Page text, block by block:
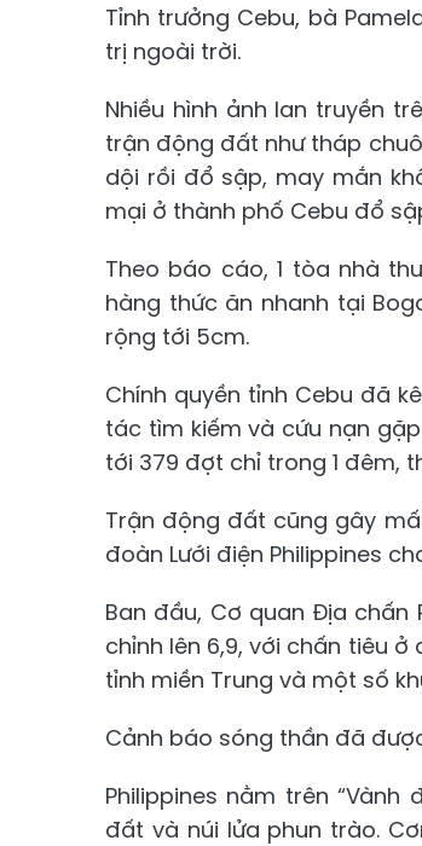
Tỉnh trưởng Cebu, bà
trị ngoài trời.
Nhiều hình ảnh lan truyền
trận động đất như tháp
dội rồi đổ sập, may mắn
mại ở thành phố Cebu đổ
Theo báo cáo, 1 tòa nhà
hàng thức ăn nhanh tại
rộng tới 5cm.
Chính quyền tỉnh Cebu đã
tác tìm kiếm và cứu nạn
tới 379 đợt chỉ trong 1 đêm,
Trận động đất cũng gây
đoàn Lưới điện Philippines
Ban đầu, Cơ quan Địa
chỉnh lên 6,9, với chấn tiêu
tỉnh miền Trung và một số
Cảnh báo sóng thần đã
Philippines nằm trên “Vành
đất và núi lửa phun trào.